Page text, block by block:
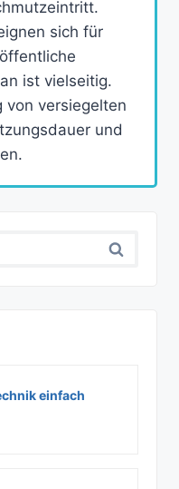
sich für
ist vielseitig.
von versiegelten
und
einfach